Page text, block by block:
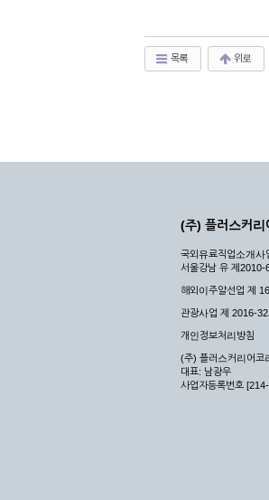
목록 위로
(주) 플러스커리
국외유료직업소개사
서울강남 유 제2010-
해외이주알선업 제
관광사업 제 2016-
개인정보처리방침
(주) 플러스커리어코
대표: 남광우
사업자등록번호